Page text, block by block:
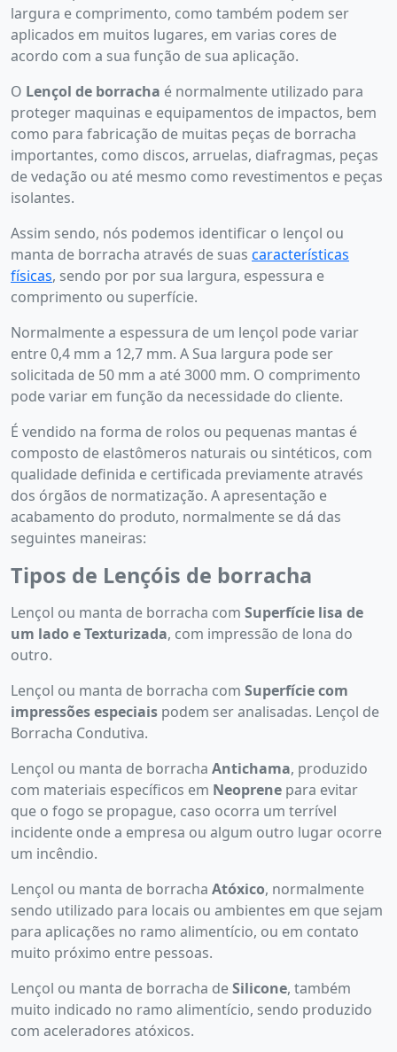
largura e comprimento, como também podem ser
aplicados em muitos lugares, em varias cores de
acordo com a sua função de sua aplicação.
O Lençol de borracha é normalmente utilizado para
proteger maquinas e equipamentos de impactos, bem
como para fabricação de muitas peças de borracha
importantes, como discos, arruelas, diafragmas, peças
de vedação ou até mesmo como revestimentos e peças
isolantes.
Assim sendo, nós podemos identificar o lençol ou
manta de borracha através de suas características
físicas, sendo por por sua largura, espessura e
comprimento ou superfície.
Normalmente a espessura de um lençol pode variar
entre 0,4 mm a 12,7 mm. A Sua largura pode ser
solicitada de 50 mm a até 3000 mm. O comprimento
pode variar em função da necessidade do cliente.
É vendido na forma de rolos ou pequenas mantas é
composto de elastômeros naturais ou sintéticos, com
qualidade definida e certificada previamente através
dos órgãos de normatização. A apresentação e
acabamento do produto, normalmente se dá das
seguintes maneiras:
Tipos de Lençóis de borracha
Lençol ou manta de borracha com Superfície lisa de
um lado e Texturizada, com impressão de lona do
outro.
Lençol ou manta de borracha com Superfície com
impressões especiais podem ser analisadas. Lençol de
Borracha Condutiva.
Lençol ou manta de borracha Antichama, produzido
com materiais específicos em Neoprene para evitar
que o fogo se propague, caso ocorra um terrível
incidente onde a empresa ou algum outro lugar ocorre
um incêndio.
Lençol ou manta de borracha Atóxico, normalmente
sendo utilizado para locais ou ambientes em que sejam
para aplicações no ramo alimentício, ou em contato
muito próximo entre pessoas.
Lençol ou manta de borracha deSilicone, também
muito indicado no ramo alimentício, sendo produzido
com aceleradores atóxicos.